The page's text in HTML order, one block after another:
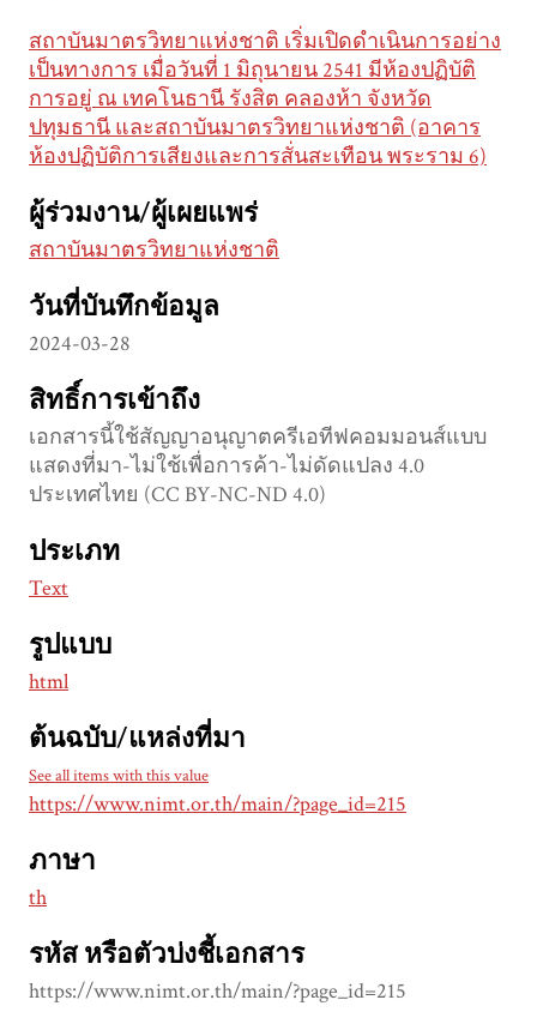
สถาบันมาตรวิทยาแห่งชาติ เริ่มเปิดดำเนินการอย่าง
เป็นทางการ เมื่อวันที่ 1 มิถุนายน 2541 มีห้องปฏิบัติ
การอยู่ ณ เทคโนธานี รังสิต คลองห้า จังหวัด
ปทุมธานี และสถาบันมาตรวิทยาแห่งชาติ (อาคาร
ห้องปฏิบัติการเสียงและการสั่นสะเทือน พระราม 6)
ผู้ร่วมงาน/ผู้เผยแพร่
สถาบันมาตรวิทยาแห่งชาติ
วันที่บันทึกข้อมูล
2024-03-28
สิทธิ์การเข้าถึง
เอกสารนี้ใช้สัญญาอนุญาตครีเอทีฟคอมมอนส์แบบ
แสดงที่มา-ไม่ใช้เพื่อการค้า-ไม่ดัดแปลง 4.0
ประเทศไทย (CC BY-NC-ND 4.0)
ประเภท
Text
รูปแบบ
html
ต้นฉบับ/แหล่งที่มา
See all items with this value
https://www.nimt.or.th/main/?page_id=215
ภาษา
th
รหัส หรือตัวบ่งชี้เอกสาร
https://www.nimt.or.th/main/?page_id=215